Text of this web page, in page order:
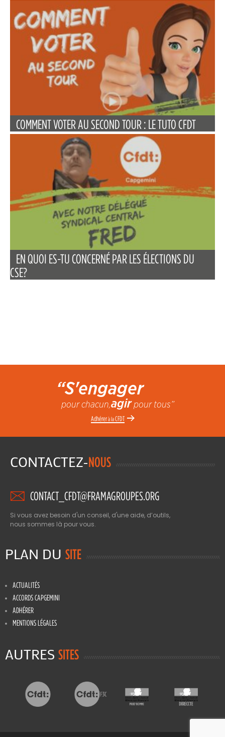
COMMENT VOTER AU SECOND TOUR : LE TUTO CFDT
EN QUOI ES-TU CONCERNÉ PAR LES ÉLECTIONS DU
CSE?
“S'engager
pour chacun,agirpour tous”
Adhérerà laCFDT
CONTACTEZ-NOUS
CONTACT_CFDT@FRAMAGROUPES.ORG
Si vous avez besoin d'un conseil, d'une aide, d’outils,
nous sommes là pour vous.
PLAN DU SITE
ACTUALITÉS
ACCORDS CAPGEMINI
ADHÉRER
MENTIONS LÉGALES
AUTRES SITES